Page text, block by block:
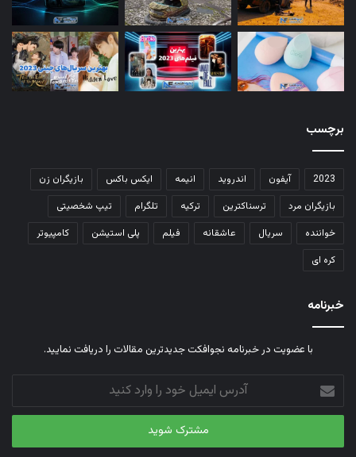
برچسب
2023 آیفون اندروید انیمه ایکس باکس
بازیگران زن
بازیگران مرد
ترسناکترین ترکیه تلگرام
تیپ شخصیتی
خواننده
سریال عاشقانه فیلم پلی استیشن
کامپیوتر
کره ای
خبرنامه
با عضویت در خبرنامه نجوافکت جدیدترین مقالات را دریافت نمایید.
آدرس
ایمیل
خود
وارد